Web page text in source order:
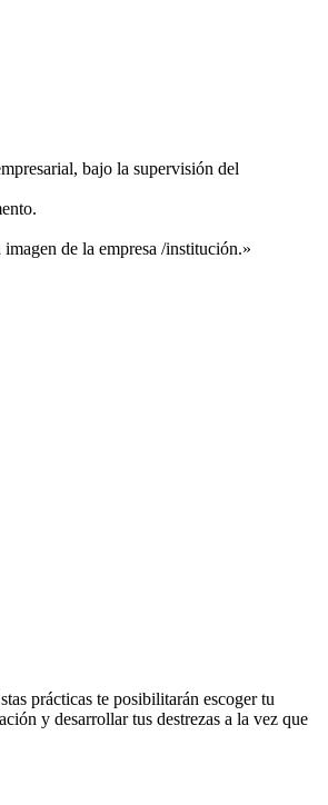
bajo la supervisión del
de la empresa /institución.»
prácticas te posibilitarán escoger tu
y desarrollar tus destrezas a la vez que